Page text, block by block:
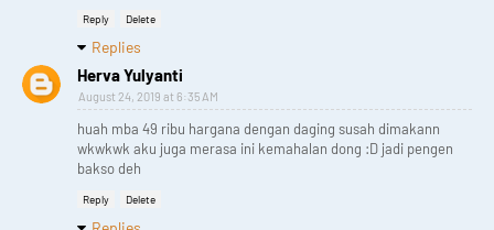
Reply Delete
Replies
Herva Yulyanti
August 24, 2019 at 6:35 AM
huah mba 49 ribu hargana dengan daging susah dimakann
wkwkwk aku juga merasa ini kemahalan dong :D jadi pengen
bakso deh
Reply Delete